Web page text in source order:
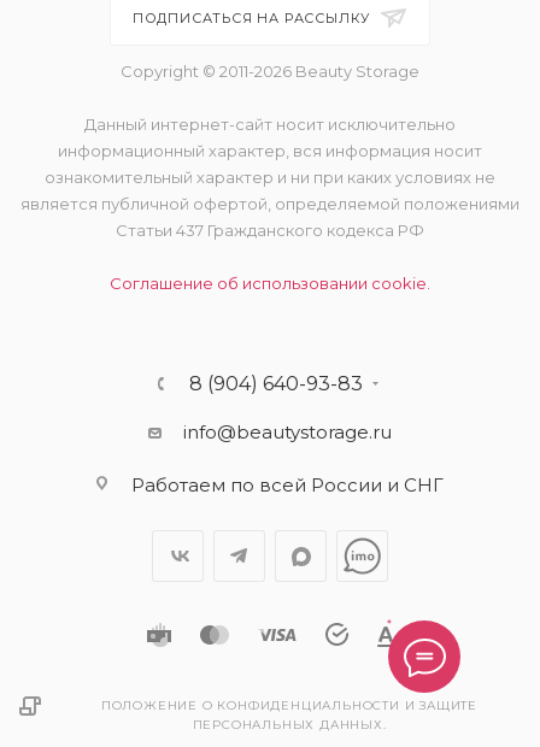
ПОДПИСАТЬСЯ НА РАССЫЛКУ
Copyright © 2011-2026 Beauty Storage
Данный интернет-сайт носит исключительно
информационный характер, вся информация носит
ознакомительный характер и ни при каких условиях не
является публичной офертой, определяемой положениями
Статьи 437 Гражданского кодекса РФ
Соглашение об использовании cookie.
8 (904) 640-93-83
info@beautystorage.ru
Работаем по всей России и СНГ
ПОЛОЖЕНИЕ О КОНФИДЕНЦИАЛЬНОСТИ И ЗАЩИТЕ
ПЕРСОНАЛЬНЫХ ДАННЫХ.